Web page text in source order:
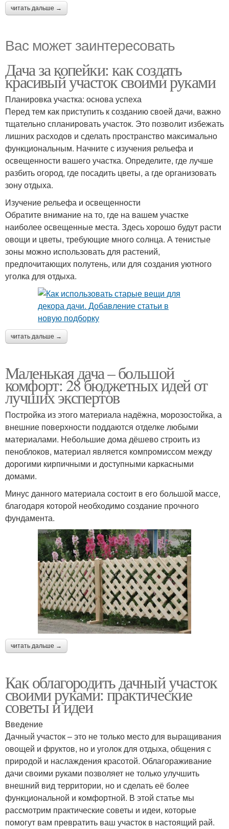
читать дальше →
Вас может заинтересовать
Дача за копейки: как создать
красивый участок своими руками
Планировка участка: основа успеха
Перед тем как приступить к созданию своей дачи, важно
тщательно спланировать участок. Это позволит избежать
лишних расходов и сделать пространство максимально
функциональным. Начните с изучения рельефа и
освещенности вашего участка. Определите, где лучше
разбить огород, где посадить цветы, а где организовать
зону отдыха.
Изучение рельефа и освещенности
Обратите внимание на то, где на вашем участке
наиболее освещенные места. Здесь хорошо будут расти
овощи и цветы, требующие много солнца. А тенистые
зоны можно использовать для растений,
предпочитающих полутень, или для создания уютного
уголка для отдыха.
читать дальше →
Маленькая дача – большой
комфорт: 28 бюджетных идей от
лучших экспертов
Постройка из этого материала надёжна, морозостойка, а
внешние поверхности поддаются отделке любыми
материалами. Небольшие дома дёшево строить из
пеноблоков, материал является компромиссом между
дорогими кирпичными и доступными каркасными
домами.
Минус данного материала состоит в его большой массе,
благодаря которой необходимо создание прочного
фундамента.
читать дальше →
Как облагородить дачный участок
своими руками: практические
советы и идеи
Введение
Дачный участок – это не только место для выращивания
овощей и фруктов, но и уголок для отдыха, общения с
природой и наслаждения красотой. Облагораживание
дачи своими руками позволяет не только улучшить
внешний вид территории, но и сделать её более
функциональной и комфортной. В этой статье мы
рассмотрим практические советы и идеи, которые
помогут вам превратить ваш участок в настоящий рай.